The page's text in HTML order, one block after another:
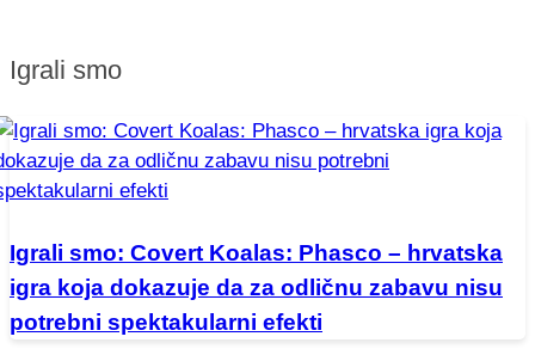
Igrali smo
Igrali smo: Covert Koalas: Phasco – hrvatska
igra koja dokazuje da za odličnu zabavu nisu
potrebni spektakularni efekti